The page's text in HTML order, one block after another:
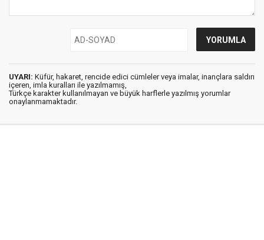
UYARI: Küfür, hakaret, rencide edici cümleler veya imalar, inançlara saldırı
içeren, imla kuralları ile yazılmamış,
Türkçe karakter kullanılmayan ve büyük harflerle yazılmış yorumlar
onaylanmamaktadır.